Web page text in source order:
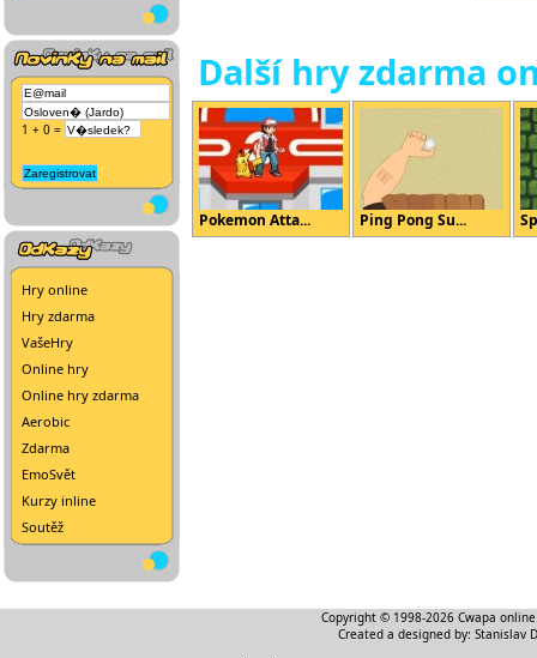
1 + 0 =
Hry online
Hry zdarma
VašeHry
Online hry
Online hry zdarma
Aerobic
Zdarma
EmoSvět
Kurzy inline
Soutěž
Další hry zdarma
Pokemon Atta... Ping Pong Su...
Copyright © 1998-2026 Cwapa
Created a designed by: Stanislav